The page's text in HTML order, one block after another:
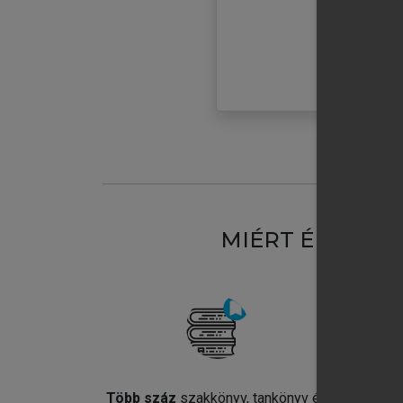
MIÉRT
Több száz szakkönyv, tankönyv és